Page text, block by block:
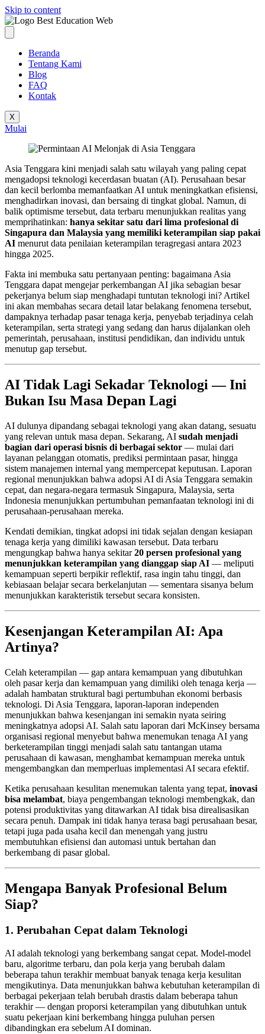
Skip to content
Beranda
Tentang Kami
Blog
FAQ
Kontak
X
Mulai
Asia Tenggara kini menjadi salah satu wilayah yang paling cepat
mengadopsi teknologi kecerdasan buatan (AI). Perusahaan besar
dan kecil berlomba memanfaatkan AI untuk meningkatkan efisiensi,
menghadirkan inovasi, dan bersaing di tingkat global. Namun, di
balik optimisme tersebut, data terbaru menunjukkan realitas yang
memprihatinkan: hanya sekitar satu dari lima profesional di
Singapura dan Malaysia yang memiliki keterampilan siap pakai
AI menurut data penilaian keterampilan teragregasi antara 2023
hingga 2025.
Fakta ini membuka satu pertanyaan penting: bagaimana Asia
Tenggara dapat mengejar perkembangan AI jika sebagian besar
pekerjanya belum siap menghadapi tuntutan teknologi ini? Artikel
ini akan membahas secara detail latar belakang fenomena tersebut,
dampaknya terhadap pasar tenaga kerja, penyebab terjadinya celah
keterampilan, serta strategi yang sedang dan harus dijalankan oleh
pemerintah, perusahaan, institusi pendidikan, dan individu untuk
menutup gap tersebut.
AI Tidak Lagi Sekadar Teknologi — Ini
Bukan Isu Masa Depan Lagi
AI dulunya dipandang sebagai teknologi yang akan datang, sesuatu
yang relevan untuk masa depan. Sekarang, AI sudah menjadi
bagian dari operasi bisnis di berbagai sektor — mulai dari
layanan pelanggan otomatis, prediksi permintaan pasar, hingga
sistem manajemen internal yang mempercepat keputusan. Laporan
regional menunjukkan bahwa adopsi AI di Asia Tenggara semakin
cepat, dan negara-negara termasuk Singapura, Malaysia, serta
Indonesia menunjukkan pertumbuhan pemanfaatan teknologi ini di
perusahaan-perusahaan mereka.
Kendati demikian, tingkat adopsi ini tidak sejalan dengan kesiapan
tenaga kerja yang dimiliki kawasan tersebut. Data terbaru
mengungkap bahwa hanya sekitar20 persen profesional yang
menunjukkan keterampilan yang dianggap siap AI — meliputi
kemampuan seperti berpikir reflektif, rasa ingin tahu tinggi, dan
kebiasaan belajar secara berkelanjutan — sementara sisanya belum
menunjukkan karakteristik tersebut secara konsisten.
Kesenjangan Keterampilan AI: Apa
Artinya?
Celah keterampilan — gap antara kemampuan yang dibutuhkan
oleh pasar kerja dan kemampuan yang dimiliki oleh tenaga kerja —
adalah hambatan struktural bagi pertumbuhan ekonomi berbasis
teknologi. Di Asia Tenggara, laporan-laporan independen
menunjukkan bahwa kesenjangan ini semakin nyata seiring
meningkatnya adopsi AI. Salah satu laporan dari McKinsey bersama
organisasi regional menyebut bahwa menemukan tenaga AI yang
berketerampilan tinggi menjadi salah satu tantangan utama
perusahaan di kawasan, menghambat kemampuan mereka untuk
mengembangkan dan memperluas implementasi AI secara efektif.
Ketika perusahaan kesulitan menemukan talenta yang tepat, inovasi
bisa melambat, biaya pengembangan teknologi membengkak, dan
potensi produktivitas yang ditawarkan AI tidak bisa direalisasikan
secara penuh. Dampak ini tidak hanya terasa bagi perusahaan besar,
tetapi juga pada usaha kecil dan menengah yang justru
membutuhkan efisiensi dan automasi untuk bertahan dan
berkembang di pasar global.
Mengapa Banyak Profesional Belum
Siap?
1. Perubahan Cepat dalam Teknologi
AI adalah teknologi yang berkembang sangat cepat. Model-model
baru, algoritme terbaru, dan pola kerja yang berubah dalam
beberapa tahun terakhir membuat banyak tenaga kerja kesulitan
mengikutinya. Data menunjukkan bahwa kebutuhan keterampilan di
berbagai pekerjaan telah berubah drastis dalam beberapa tahun
terakhir — dengan proporsi keterampilan yang dibutuhkan untuk
suatu pekerjaan kini berkembang hingga puluhan persen
dibandingkan era sebelum AI dominan.